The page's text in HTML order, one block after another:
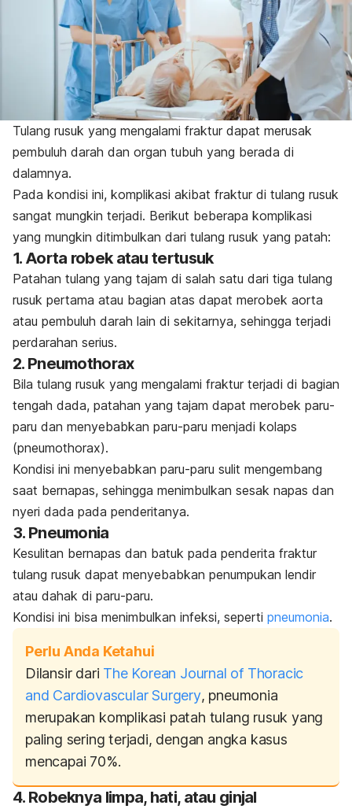
Tulang rusuk yang mengalami fraktur dapat merusak
pembuluh darah dan organ tubuh yang berada di
dalamnya.
Pada kondisi ini, komplikasi akibat fraktur di tulang rusuk
sangat mungkin terjadi. Berikut beberapa komplikasi
yang mungkin ditimbulkan dari tulang rusuk yang patah:
1. Aorta robek atau tertusuk
Patahan tulang yang tajam di salah satu dari tiga tulang
rusuk pertama atau bagian atas dapat merobek aorta
atau pembuluh darah lain di sekitarnya, sehingga terjadi
perdarahan serius.
2. Pneumothorax
Bila tulang rusuk yang mengalami fraktur terjadi di bagian
tengah dada, patahan yang tajam dapat merobek paru-
paru dan menyebabkan paru-paru menjadi kolaps
(pneumothorax).
Kondisi ini menyebabkan paru-paru sulit mengembang
saat bernapas, sehingga menimbulkan sesak napas dan
nyeri dada pada penderitanya.
3. Pneumonia
Kesulitan bernapas dan batuk pada penderita fraktur
tulang rusuk dapat menyebabkan penumpukan lendir
atau dahak di paru-paru.
Kondisi ini bisa menimbulkan infeksi, seperti pneumonia.
Perlu Anda Ketahui
Dilansir dari The Korean Journal of Thoracic
and Cardiovascular Surgery, pneumonia
merupakan komplikasi patah tulang rusuk yang
paling sering terjadi, dengan angka kasus
mencapai 70%.
4. Robeknya limpa, hati, atau ginjal